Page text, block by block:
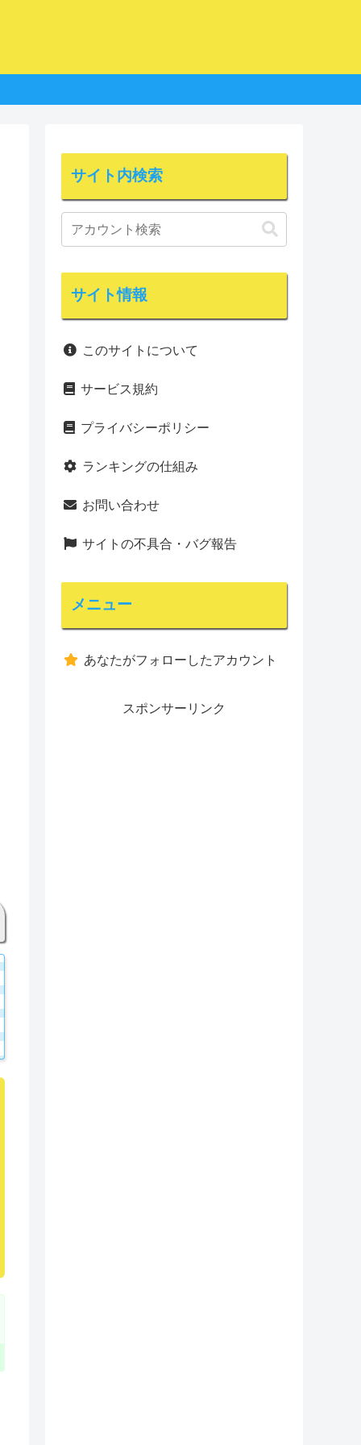
サイト内検索
サイト情報
このサイトについて
サービス規約
プライバシーポリシー
ランキングの仕組み
お問い合わせ
サイトの不具合・バグ報告
メニュー
あなたがフォローしたアカウント
スポンサーリンク